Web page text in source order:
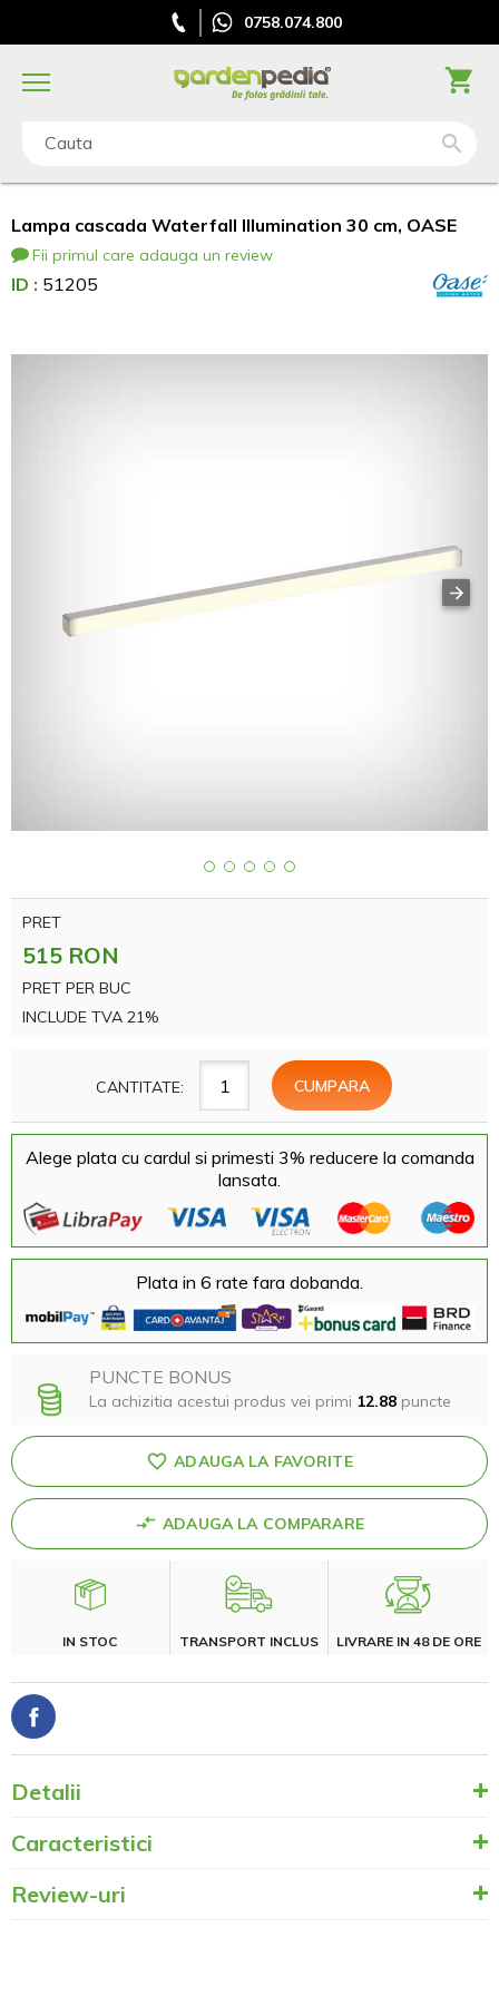
0758.074.800
Cauta
Lampa cascada Waterfall Illumination 30 cm, OASE
Fii primul care adauga un review
ID : 51205
PRET
515 RON
PRET PER BUC
INCLUDE TVA 21%
CANTITATE:
Alege plata cu cardul si primesti 3% reducere la comanda
lansata.
Plata in 6 rate fara dobanda.
PUNCTE BONUS
La achizitia acestui produs vei primi 12.88 puncte
ADAUGA LA FAVORITE
ADAUGA LA COMPARARE
IN STOC TRANSPORT INCLUS LIVRARE IN 48 DE ORE
Detalii
Caracteristici
Review-uri